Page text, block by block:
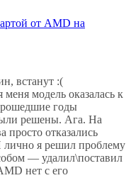
от AMD на
встанут :(
модель оказалась к
годы
решены. Ага. На
просто отказались
лично я решил проблему
— удалил\поставил
нет с его